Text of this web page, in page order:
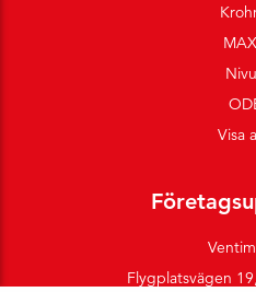
Visa
Flygplatsvägen